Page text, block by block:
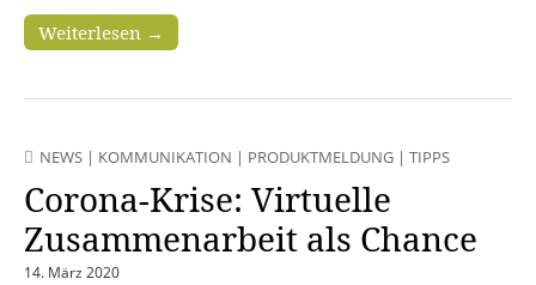
Weiterlesen →
NEWS | KOMMUNIKATION | PRODUKTMELDUNG | TIPPS
Corona-Krise: Virtuelle
Zusammenarbeit als Chance
14. März 2020